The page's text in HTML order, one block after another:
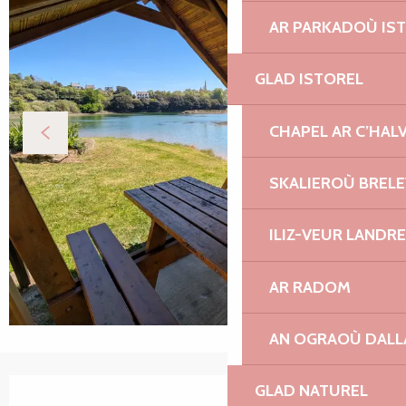
AR PARKADOÙ
GLAD ISTOREL
CHAPEL AR
SKALIEROÙ
ILIZ-VEUR
AR RADOM
AN OGRAOÙ
GLAD NATUREL